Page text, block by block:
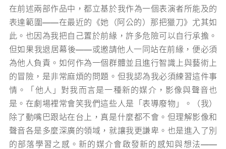
在前述兩部作品中，都立基於我作為一個表演者所能及的
表達範圍——在最近的《她（阿公的）那把獵刀》尤其如
此。也因為我把自己置於前緣，許多危險可以自行承擔。
但如果我退居幕後——或邀請他人一同站在前緣，便必須
為他人負責。如何作為一個群體並且進行智識上與藝術上
的冒險，是非常麻煩的問題。但我認為我必須練習這件事
情。「他人」對我而言是一種新的媒介，影像與聲音也
是。在劇場裡常會笑我們這些人是「表導廢物」。（我）
除了動嘴巴跟站在台上，真是什麼都不會。但理解影像和
聲音各是多麼深廣的領域，就讓我更謙卑。也是進入了別
的部落學習之感。新的媒介會啟發新的感知與想法——